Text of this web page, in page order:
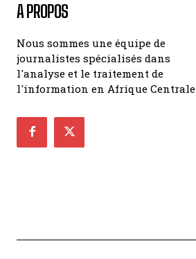
A PROPOS
Nous sommes une équipe de
journalistes spécialisés dans
l'analyse et le traitement de
l'information en Afrique Centrale